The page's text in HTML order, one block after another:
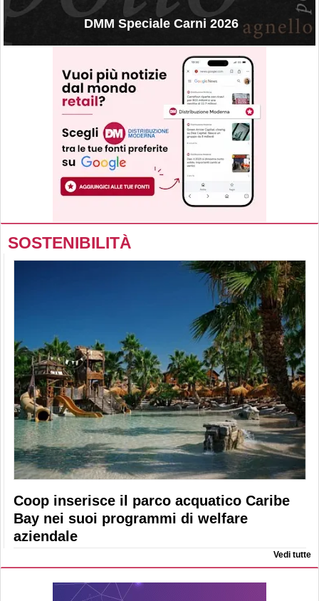
DMM Speciale Carni 2026
SOSTENIBILITÀ
Coop inserisce il parco acquatico Caribe
Bay nei suoi programmi di welfare
aziendale
Vedi tutte